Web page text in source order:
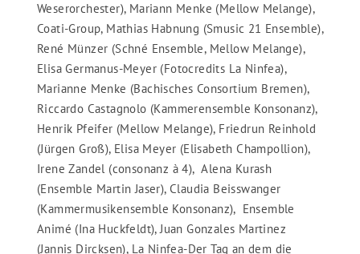
Weserorchester), Mariann Menke (Mellow Melange),
Coati-Group, Mathias Habnung (Smusic 21 Ensemble),
René Münzer (Schné Ensemble, Mellow Melange),
Elisa Germanus-Meyer (Fotocredits La Ninfea),
Marianne Menke (Bachisches Consortium Bremen),
Riccardo Castagnolo (Kammerensemble Konsonanz),
Henrik Pfeifer (Mellow Melange), Friedrun Reinhold
(Jürgen Groß), Elisa Meyer (Elisabeth Champollion),
Irene Zandel (consonanz à 4), Alena Kurash
(Ensemble Martin Jaser), Claudia Beisswanger
(Kammermusikensemble Konsonanz), Ensemble
Animé (Ina Huckfeldt), Juan Gonzales Martinez
(Jannis Dircksen), La Ninfea-Der Tag an dem die